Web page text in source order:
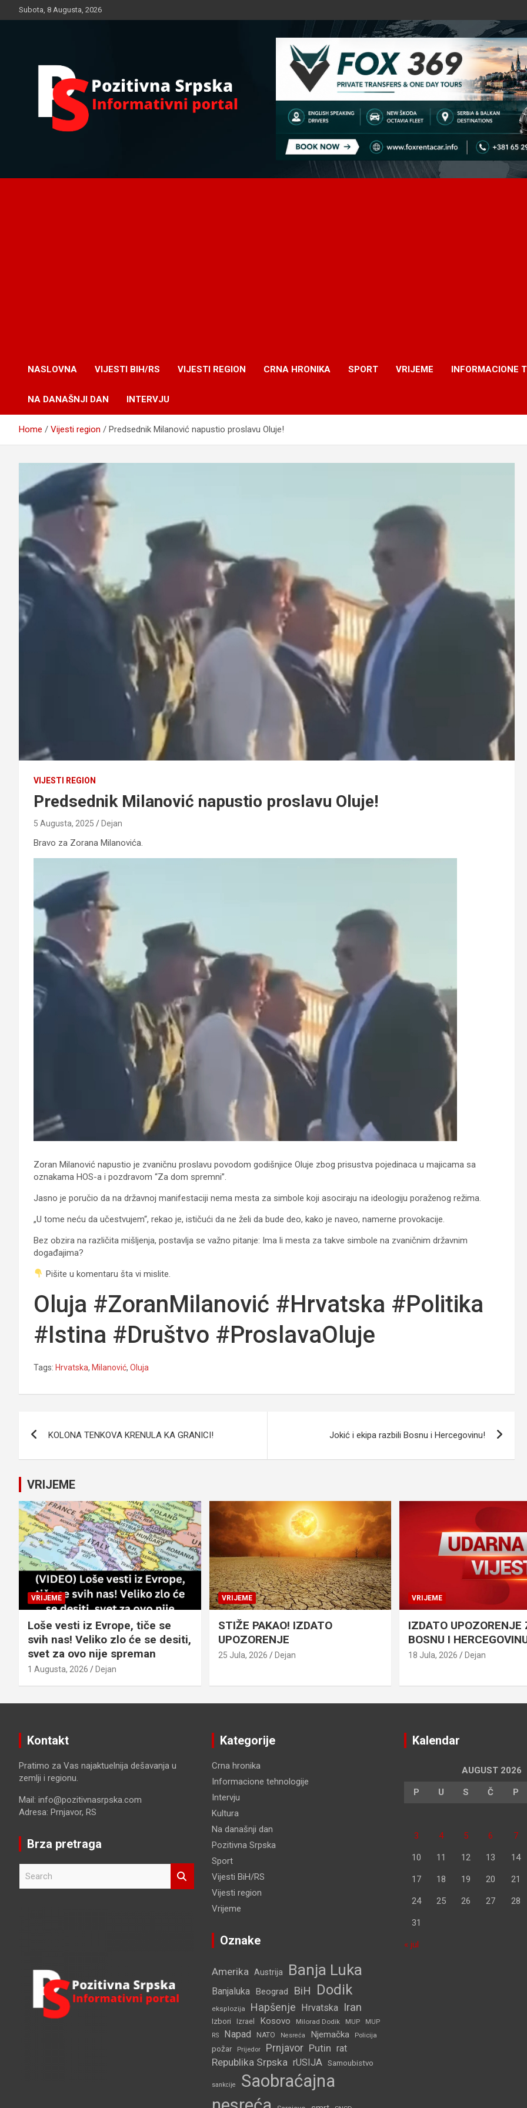
to
Subota, 8 Augusta, 2026
NASLOVNA VIJESTI BIH/RS VIJESTI REGION CRNA HRONIKA SPORT VRIJEME INFORMACIONE
NA DANAŠNJI DAN INTERVJU
Home Vijesti region Predsednik Milanović napustio proslavu Oluje!
VIJESTI REGION
Predsednik Milanović napustio proslavu Oluje!
5 Augusta, 2025 Dejan
Bravo za Zorana Milanovića.
Zoran Milanović napustio je zvaničnu proslavu povodom godišnjice Oluje zbog prisustva pojedinaca u majicama sa
oznakama HOS-a i pozdravom “Za dom spremni”.
Jasno je poručio da na državnoj manifestaciji nema mesta za simbole koji asociraju na ideologiju poraženog režima.
„U tome neću da učestvujem“, rekao je, ističući da ne želi da bude deo, kako je naveo, namerne provokacije.
Bez obzira na različita mišljenja, postavlja se važno pitanje: Ima li mesta za takve simbole na zvaničnim državnim
događajima?
Pišite u komentaru šta vi mislite.
Oluja #ZoranMilanović #Hrvatska #Politika
#Istina #Društvo #ProslavaOluje
Tags: Hrvatska, Milanović, Oluja
KOLONA TENKOVA KRENULA KA GRANICI! Jokić i ekipa razbili Bosnu i Hercegovinu!
VRIJEME
VRIJEME
Loše vesti iz Evrope, tiče se
svih nas! Veliko zlo će se desiti,
svet za ovo nije spreman
1 Augusta, 2026 Dejan
VRIJEME
STIŽE PAKAO! IZDATO
UPOZORENJE
25 Jula, 2026 Dejan
VRIJEME
IZDATO UPOZORENJE
BOSNU I
18 Jula, 2026 Dejan
Kontakt
Pratimo za Vas najaktuelnija dešavanja u
zemlji i regionu.
Mail: info@pozitivnasrpska.com
Adresa: Prnjavor, RS
Brza pretraga
Kategorije
Crna hronika
Informacione tehnologije
Intervju
Kultura
Na današnji dan
Pozitivna Srpska
Sport
Vijesti BiH/RS
Vijesti region
Vrijeme
Oznake
Amerika Austrija Banja Luka
Banjaluka Beograd BiH Dodik
eksplozija Hapšenje Hrvatska Iran
Izbori Izrael Kosovo Milorad Dodik MUP
MUP
RS
Napad NATO Nesreća Njemačka Policija
požar Prijedor Prnjavor Putin rat
Republika Srpska rUSIJA Samoubistvo
sankcije
Saobraćajna
Kalendar
AUGUST 2026
P U S Č P
3 4 5 6 7
10 11 12 13 14
17 18 19 20 21
24 25 26 27 28
31
« jul